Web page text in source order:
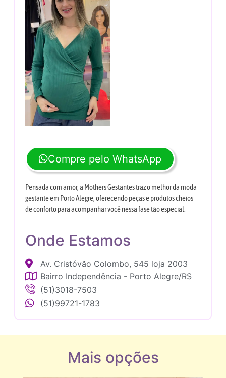
Compre pelo WhatsApp
Pensada com amor, a Mothers Gestantes traz o melhor da moda
gestante em Porto Alegre, oferecendo peças e produtos cheios
de conforto para acompanhar você nessa fase tão especial.
Onde Estamos
Av. Cristóvão Colombo, 545 loja 2003
Bairro Independência - Porto Alegre/RS
(51)3018-7503
(51)99721-1783
Mais opções